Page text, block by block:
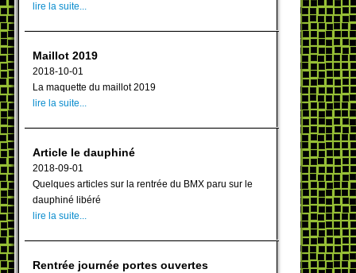
lire la suite...
Maillot 2019
2018-10-01
La maquette du maillot 2019
lire la suite...
Article le dauphiné
2018-09-01
Quelques articles sur la rentrée du BMX paru sur le
dauphiné libéré
lire la suite...
Rentrée journée portes ouvertes